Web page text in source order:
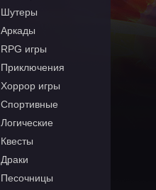
Шутеры
Аркады
RPG игры
Приключения
Хоррор игры
Спортивные
Логические
Квесты
Драки
Песочницы